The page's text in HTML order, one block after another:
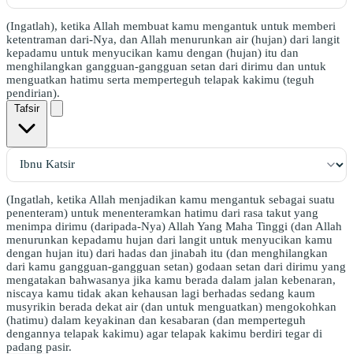
(Ingatlah), ketika Allah membuat kamu mengantuk untuk memberi
ketentraman dari-Nya, dan Allah menurunkan air (hujan) dari langit
kepadamu untuk menyucikan kamu dengan (hujan) itu dan
menghilangkan gangguan-gangguan setan dari dirimu dan untuk
menguatkan hatimu serta memperteguh telapak kakimu (teguh
pendirian).
Tafsir
(Ingatlah, ketika Allah menjadikan kamu mengantuk sebagai suatu
penenteram) untuk menenteramkan hatimu dari rasa takut yang
menimpa dirimu (daripada-Nya) Allah Yang Maha Tinggi (dan Allah
menurunkan kepadamu hujan dari langit untuk menyucikan kamu
dengan hujan itu) dari hadas dan jinabah itu (dan menghilangkan
dari kamu gangguan-gangguan setan) godaan setan dari dirimu yang
mengatakan bahwasanya jika kamu berada dalam jalan kebenaran,
niscaya kamu tidak akan kehausan lagi berhadas sedang kaum
musyrikin berada dekat air (dan untuk menguatkan) mengokohkan
(hatimu) dalam keyakinan dan kesabaran (dan memperteguh
dengannya telapak kakimu) agar telapak kakimu berdiri tegar di
padang pasir.